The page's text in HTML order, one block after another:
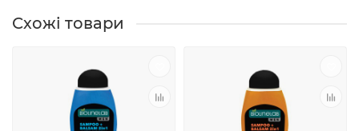
Схожі товари